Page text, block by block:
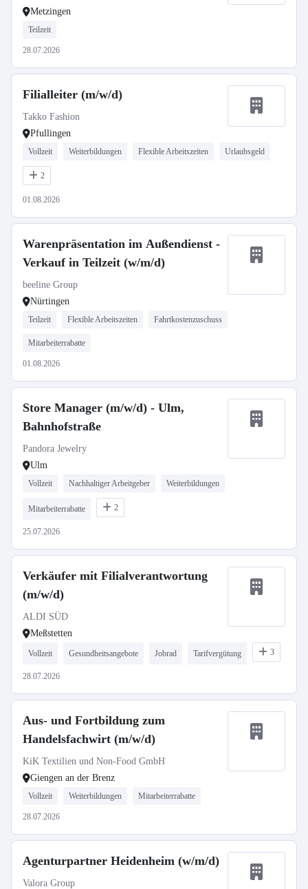
Metzingen
Teilzeit
28.07.2026
Filialleiter (m/w/d)
Takko Fashion
Pfullingen
Vollzeit Weiterbildungen Flexible Arbeitszeiten Urlaubsgeld
2
01.08.2026
Warenpräsentation im Außendienst -
Verkauf in Teilzeit (w/m/d)
beeline Group
Nürtingen
Teilzeit Flexible Arbeitszeiten Fahrtkostenzuschuss
Mitarbeiterrabatte
01.08.2026
Store Manager (m/w/d) - Ulm,
Bahnhofstraße
Pandora Jewelry
Ulm
Vollzeit Nachhaltiger Arbeitgeber Weiterbildungen
Mitarbeiterrabatte 2
25.07.2026
Verkäufer mit Filialverantwortung
(m/w/d)
ALDI SÜD
Meßstetten
Vollzeit Gesundheitsangebote Jobrad Tarifvergütung 3
28.07.2026
Aus- und Fortbildung zum
Handelsfachwirt (m/w/d)
KiK Textilien und Non-Food GmbH
Giengen an der Brenz
Vollzeit Weiterbildungen Mitarbeiterrabatte
28.07.2026
Agenturpartner Heidenheim (w/m/d)
Valora Group